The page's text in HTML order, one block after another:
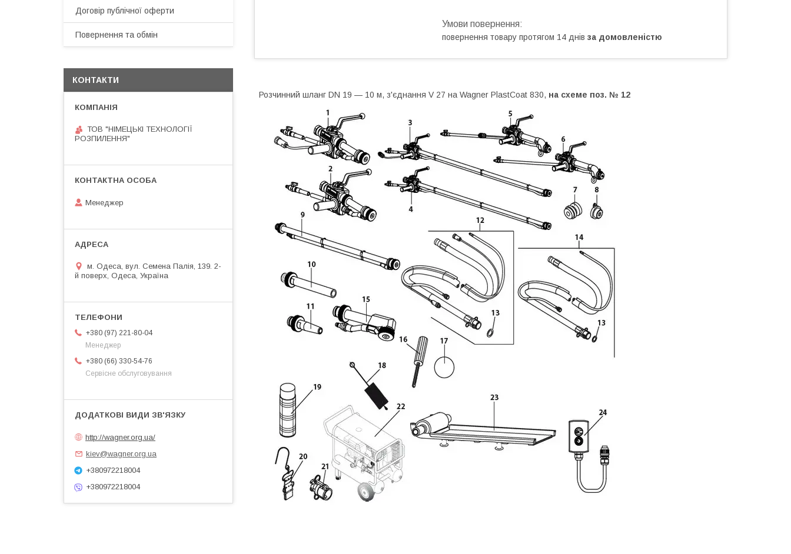
повернення товару протягом 14 днів за домовленістю
Розчинний шланг DN 19 — 10 м, з'єднання V 27 на Wagner PlastCoat 830, на схеме поз. № 12
Договір публічної оферти
Повернення та обмін
КОНТАКТИ
ТОВ "НІМЕЦЬКІ ТЕХНОЛОГІЇ
РОЗПИЛЕННЯ"
Менеджер
м. Одеса, вул. Семена Палія, 139. 2-
й поверх, Одеса, Україна
+380 (97) 221-80-04
Менеджер
+380 (66) 330-54-76
Сервісне обслуговування
http://wagner.org.ua/
kiev@wagner.org.ua
+380972218004
+380972218004